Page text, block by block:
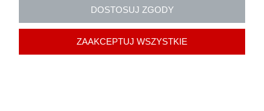
DOSTOSUJ ZGODY
ZAAKCEPTUJ WSZYSTKIE